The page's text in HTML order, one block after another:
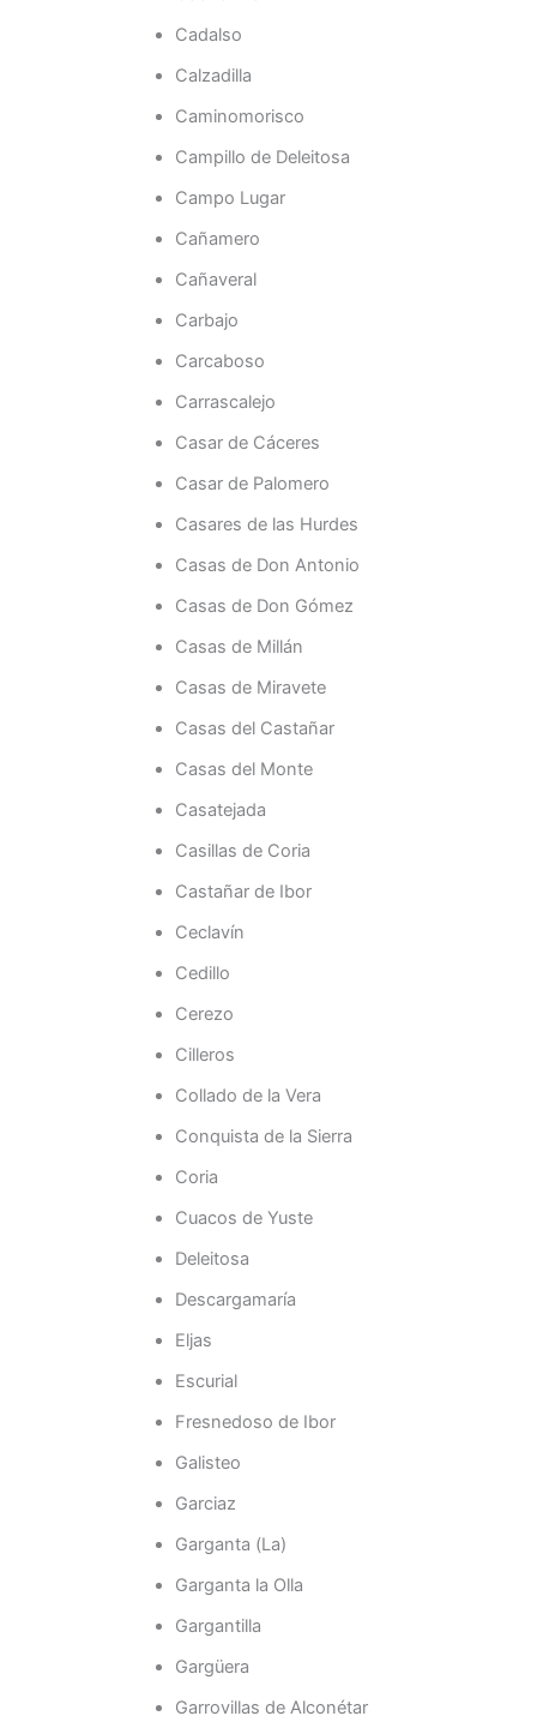
Cadalso
Calzadilla
Caminomorisco
Campillo de Deleitosa
Campo Lugar
Cañamero
Cañaveral
Carbajo
Carcaboso
Carrascalejo
Casar de Cáceres
Casar de Palomero
Casares de las Hurdes
Casas de Don Antonio
Casas de Don Gómez
Casas de Millán
Casas de Miravete
Casas del Castañar
Casas del Monte
Casatejada
Casillas de Coria
Castañar de Ibor
Ceclavín
Cedillo
Cerezo
Cilleros
Collado de la Vera
Conquista de la Sierra
Coria
Cuacos de Yuste
Deleitosa
Descargamaría
Eljas
Escurial
Fresnedoso de Ibor
Galisteo
Garciaz
Garganta (La)
Garganta la Olla
Gargantilla
Gargüera
Garrovillas de Alconétar